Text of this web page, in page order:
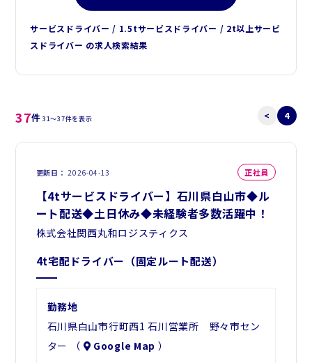
サービスドライバー / 1.5tサービスドライバー / 2t以上サービ
スドライバー の求人検索結果
37件 31～37件を表示 < 4
更新日 2026-04-13 正社員
【4tサービスドライバー】石川県白山市◆ル
ート配送◆土日休み◆未経験者多数活躍中！
株式会社関西丸和ロジスティクス
4t宅配ドライバー（固定ルート配送）
勤務地
石川県白山市行町西1 石川営業所 野々市セン
ター （
Google Map ）